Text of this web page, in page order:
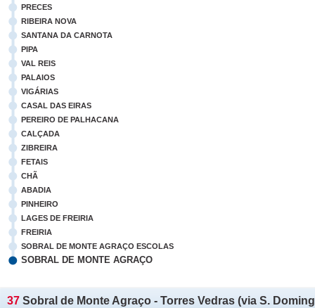
PRECES
RIBEIRA NOVA
SANTANA DA CARNOTA
PIPA
VAL REIS
PALAIOS
VIGÁRIAS
CASAL DAS EIRAS
PEREIRO DE PALHACANA
CALÇADA
ZIBREIRA
FETAIS
CHÃ
ABADIA
PINHEIRO
LAGES DE FREIRIA
FREIRIA
SOBRAL DE MONTE AGRAÇO ESCOLAS
SOBRAL DE MONTE AGRAÇO
37 Sobral de Monte Agraço - Torres Vedras (via S.